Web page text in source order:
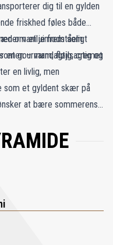
dig til en gylden
friskhed føles både
om et uimodståeligt
en gourmandagtig, cremet
vanilje frem som
– varm, fløjlsagtig og
en livlig, men
som et gyldent skær på
at bære sommerens
og tidløst